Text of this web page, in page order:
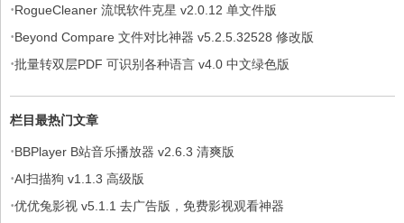
·RogueCleaner 流氓软件克星 v2.0.12 单文件版
·Beyond Compare 文件对比神器 v5.2.5.32528 修改版
·批量转双层PDF 可识别各种语言 v4.0 中文绿色版
栏目最热门文章
·BBPlayer B站音乐播放器 v2.6.3 清爽版
·AI扫描狗 v1.1.3 高级版
·优优兔影视 v5.1.1 去广告版，免费影视观看神器